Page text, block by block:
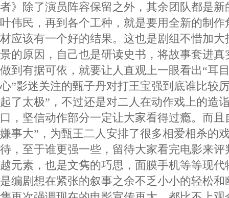
者》除了演员阵容保留之外，其余团队都是
叶伟民，再到各个工种，就是要用全新的制
材应该有一个好的结果。这也是剧组不惜加
景的原因，自己也是研读史书，将故事套进
做到有据可依，就要让人直观上一眼看出“耳
心”影迷关注的甄子丹对打王宝强到底谁比较
起了太极”，不过还是对二人在动作戏上的造
口，坚信动作部分一定让大家看得过瘾。而且
嫌事大”，为甄王二人安排了很多相爱相杀的
待，至于谁更强一些，留待大家看完电影来
越元素，也是文隽的巧思，面膜手机等等现
是编剧想在紧张的叙事之余不乏小小的轻松